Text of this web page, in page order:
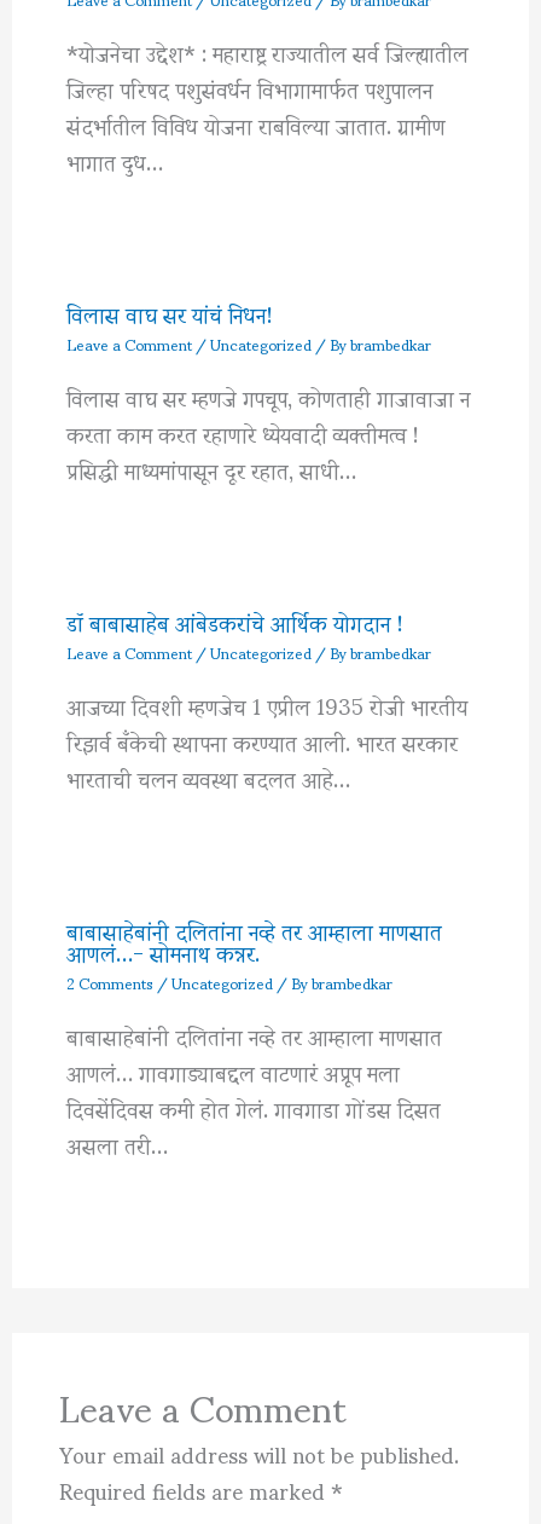
*योजनेचा उद्देश* : महाराष्ट्र राज्यातील सर्व जिल्ह्यातील
जिल्हा परिषद पशुसंवर्धन विभागामार्फत पशुपालन
संदर्भातील विविध योजना राबविल्या जातात. ग्रामीण
भागात दुध…
विलास वाघ सर यांचं निधन!
Leave a Comment/Uncategorized/ Bybrambedkar
विलास वाघ सर म्हणजे गपचूप, कोणताही गाजावाजा न
करता काम करत रहाणारे ध्येयवादी व्यक्तीमत्व !
प्रसिद्धी माध्यमांपासून दूर रहात, साधी…
डॉ बाबासाहेब आंबेडकरांचे आर्थिक योगदान !
Leave a Comment/Uncategorized/ Bybrambedkar
आजच्या दिवशी म्हणजेच 1 एप्रील 1935 रोजी भारतीय
रिझर्व बँकेची स्थापना करण्यात आली. भारत सरकार
भारताची चलन व्यवस्था बदलत आहे…
बाबासाहेबांनी दलितांना नव्हे तर आम्हाला माणसात
आणलं…- सोमनाथ कन्नर.
2 Comments/Uncategorized/ Bybrambedkar
बाबासाहेबांनी दलितांना नव्हे तर आम्हाला माणसात
आणलं… गावगाड्याबद्दल वाटणारं अप्रूप मला
दिवसेंदिवस कमी होत गेलं. गावगाडा गोंडस दिसत
असला तरी…
Leave a Comment
Your email address will not be published.
Required fields are marked*